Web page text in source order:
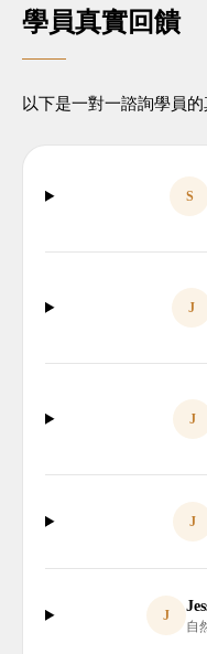
學員真實回饋
以下是一對一諮詢學員
S
J
J
J
J
自